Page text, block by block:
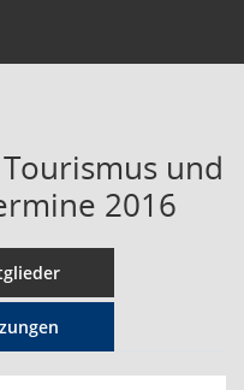
und
2016